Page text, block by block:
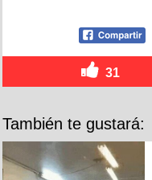
31
También te gustará: